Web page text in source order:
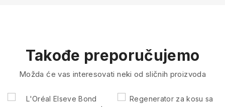
Takođe preporučujemo
Možda će vas interesovati neki od sličnih proizvoda